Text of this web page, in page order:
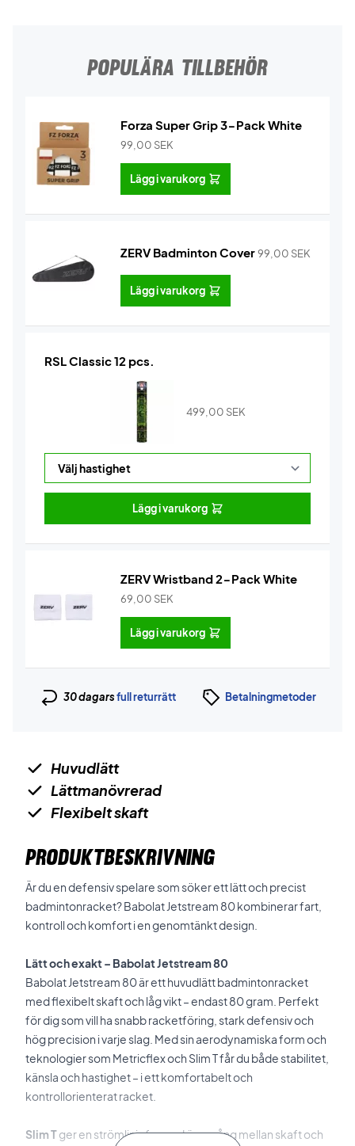
POPULÄRA TILLBEHÖR
Forza Super Grip 3-Pack White
99,00 SEK
Lägg i varukorg
ZERV Badminton Cover99,00 SEK
Lägg i varukorg
RSL Classic 12 pcs.
499,00 SEK
Lägg i varukorg
ZERV Wristband 2-Pack White
69,00 SEK
Lägg i varukorg
30 dagarsfull returrätt Betalningmetoder
Huvudlätt
Lättmanövrerad
Flexibelt skaft
PRODUKTBESKRIVNING
Är du en defensiv spelare som söker ett lätt och precist
badmintonracket? Babolat Jetstream 80 kombinerar fart,
kontroll och komfort i en genomtänkt design.
Lätt och exakt – Babolat Jetstream 80
Babolat Jetstream 80 är ett huvudlätt badmintonracket
med flexibelt skaft och låg vikt – endast 80 gram. Perfekt
för dig som vill ha snabb racketföring, stark defensiv och
hög precision i varje slag. Med sin aerodynamiska form och
teknologier som Metricflex och Slim T får du både stabilitet,
känsla och hastighet – i ett komfortabelt och
kontrollorienterat racket.
Slim Tger en strömlinjeformad övergång mellan skaft och